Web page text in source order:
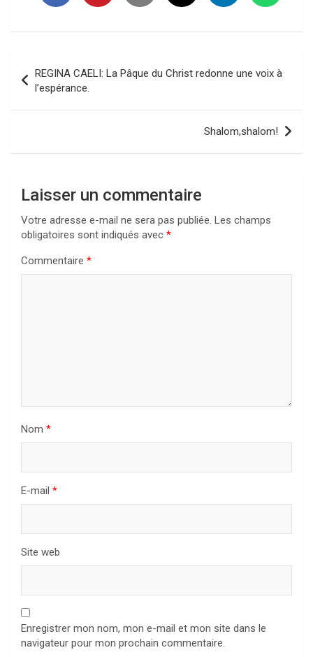
de
l’article
REGINA CAELI: La Pâque du Christ redonne une voix à
l’espérance.
Shalom,shalom!
Laisser un commentaire
Votre adresse e-mail ne sera pas publiée. Les champs
obligatoires sont indiqués avec *
Commentaire *
Nom *
E-mail *
Site web
Enregistrer mon nom, mon e-mail et mon site dans le
navigateur pour mon prochain commentaire.